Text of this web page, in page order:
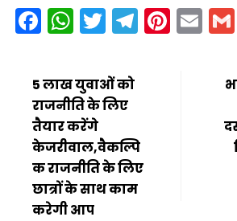
Facebook
WhatsApp
Twitter
5 लाख युवाओं को
राजनीति के लिए
तैयार करेंगे
केजरीवाल,वैकल्पि
क राजनीति के लिए
छात्रों के साथ काम
करेगी आप